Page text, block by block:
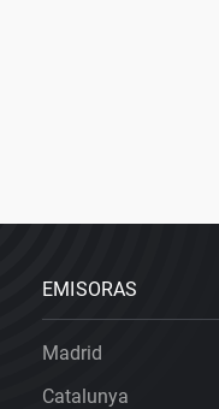
EMISORAS
Madrid
Catalunya